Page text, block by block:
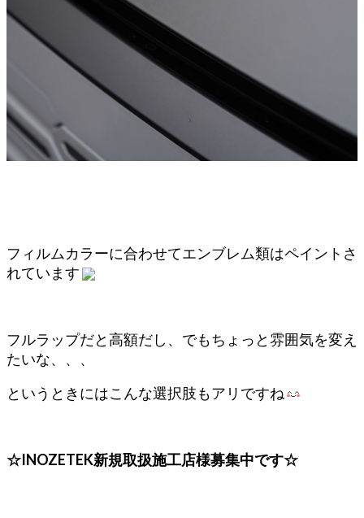
フィルムカラーに合わせてエンブレム類はペイントさ
れています
フルラップだと高額だし、でもちょっと雰囲気を変え
たいな、、、
というときにはこんな選択肢もアリですね
☆INOZETEK新規取扱施工店様募集中です☆